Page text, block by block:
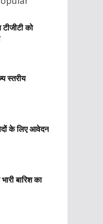
को
स्तरीय
के लिए आवेदन
बारिश का